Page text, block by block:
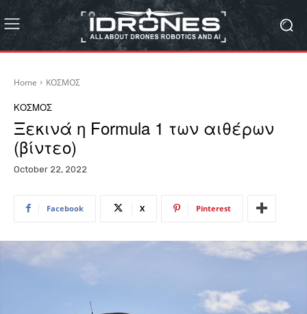
Home ΚΟΣΜΟΣ
ΚΟΣΜΟΣ
Ξεκινά η Formula 1 των αιθέρων
(βίντεο)
October 22, 2022
Facebook X Pinterest